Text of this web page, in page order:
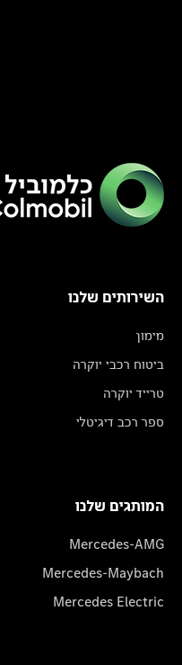
השירותים שלנו
מימון
ביטוח רכבי יוקרה
טרייד יוקרה
ספר רכב דיגיטלי
המותגים שלנו
Mercedes-AMG
Mercedes-Maybach
Mercedes Electric